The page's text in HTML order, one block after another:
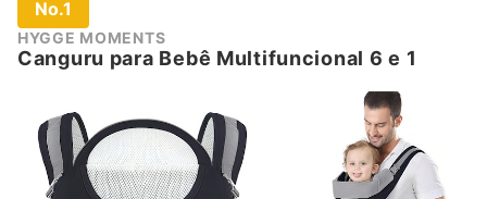
No.1
HYGGE MOMENTS
Canguru para Bebê Multifuncional 6 e 1